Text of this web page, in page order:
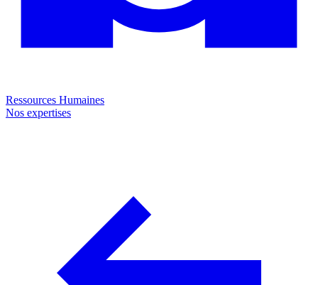
Ressources Humaines
Nos expertises